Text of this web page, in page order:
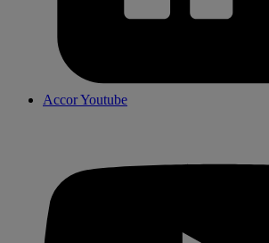
Accor Youtube